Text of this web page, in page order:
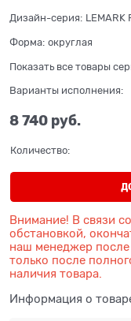
Дизайн-серия: LEMARK
Форма: округлая
Показать все товары
Варианты исполнения:
8 740 руб.
Количество:
Внимание! В связи
обстановкой,
наш менеджер
только после
наличия товара.
Информация о